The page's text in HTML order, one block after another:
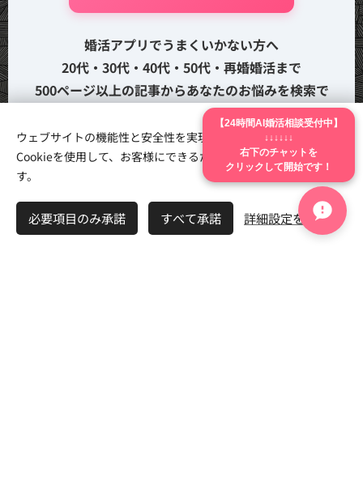
婚活アプリでうまくいかない方へ
20代・30代・40代・50代・再婚婚活まで
500ページ以上の記事からあなたのお悩みを検索で
🔍 婚活お悩み検索（無料）
「50代婚活」「再婚」など自由検索
💖 AI婚活成功診断（無料）
ウェブサイトの機能性と安全性を実現するため、Webnodeは
Cookieを使用して、お客様にできるだけ最高の体験を提供しま
す。
必要項目のみ承諾 すべて承諾 詳細設定を開く
【24時間AI婚活相談受付中】
↓↓↓↓↓↓
右下のチャットを
クリックして開始です！